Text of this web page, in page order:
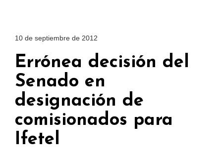
10 de septiembre de 2012
Errónea decisión del
Senado en
designación de
comisionados para
Ifetel